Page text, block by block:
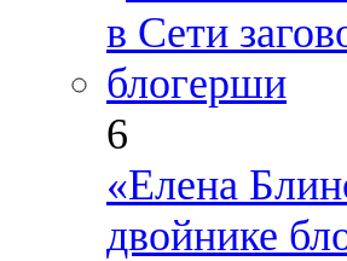
6
«Елена
двойнике